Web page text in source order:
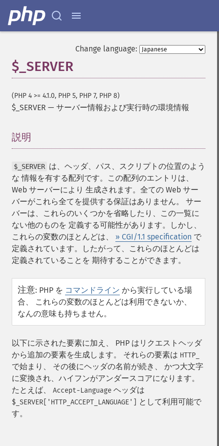
Change language:
$_SERVER
(PHP 4 >= 4.1.0, PHP 5, PHP 7, PHP 8)
$_SERVER — サーバー情報および実行時の環境情報
説明
$_SERVER は、ヘッダ、パス、スクリプトの位置のよう
な 情報を有する配列です。この配列のエントリは、
Web サーバーにより 生成されます。全ての Web サー
バーがこれら全てを提供する保証はありません。 サー
バーは、これらのいくつかを省略したり、この一覧に
ない他のものを 定義する可能性があります。しかし、
これらの変数のほとんどは、 » CGI/1.1 specification で
定義されています。したがって、これらのほとんどは
定義されていることを 期待することができます。
注意: PHP を コマンドライン から実行している場
合、 これらの変数のほとんどは利用できないか、
なんの意味も持ちません。
以下に示された要素に加え、 PHP はリクエストヘッダ
から追加の要素を生成します。 それらの要素は HTTP_
で始まり、 その後にヘッダの名前が続き、 かつ大文字
に変換され、ハイフンがアンダースコアになります。
たとえば、 Accept-Language ヘッダは
$_SERVER['HTTP_ACCEPT_LANGUAGE']
として利用可能で
す。